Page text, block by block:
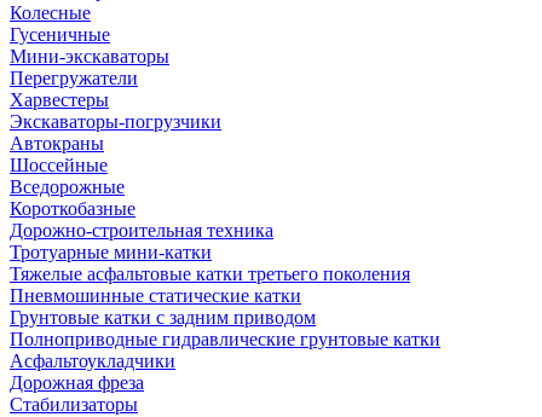
Колесные
Гусеничные
Мини-экскаваторы
Перегружатели
Харвестеры
Экскаваторы-погрузчики
Автокраны
Шоссейные
Вседорожные
Короткобазные
Дорожно-строительная техника
Тротуарные мини-катки
Тяжелые асфальтовые катки третьего поколения
Пневмошинные статические катки
Грунтовые катки с задним приводом
Полноприводные гидравлические грунтовые катки
Асфальтоукладчики
Дорожная фреза
Стабилизаторы